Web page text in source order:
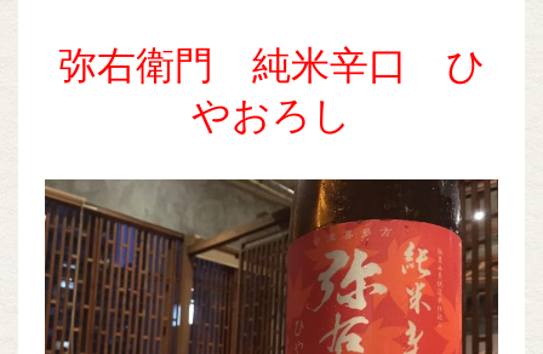
弥右衛門 純米辛口 ひ
やおろし